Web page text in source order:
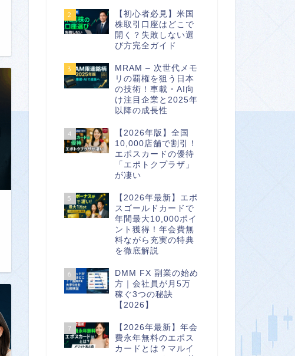
2
【初心者必見】米国
株取引口座はどこで
開く？失敗しない選
び方完全ガイド
3
MRAM – 次世代メモ
リの覇権を狙う日本
の技術！車載・AI向
け注目企業と2025年
以降の成長性
4
【2026年版】全国
10,000店舗で割引！
エポスカードの優待
「エポトクプラザ」
が凄い
5
【2026年最新】エポ
スゴールドカードで
年間最大10,000ポイ
ント獲得！年会費無
料ながら充実の特典
を徹底解説
6
DMM FX 副業の始め
方｜会社員が月5万
稼ぐ3つの秘訣
【2026】
7
【2026年最新】年会
費永年無料のエポス
カードとは？マルイ